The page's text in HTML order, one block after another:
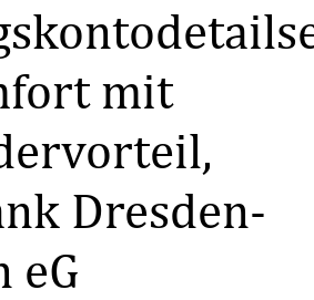
auf
100
mit
Dresden-
eG